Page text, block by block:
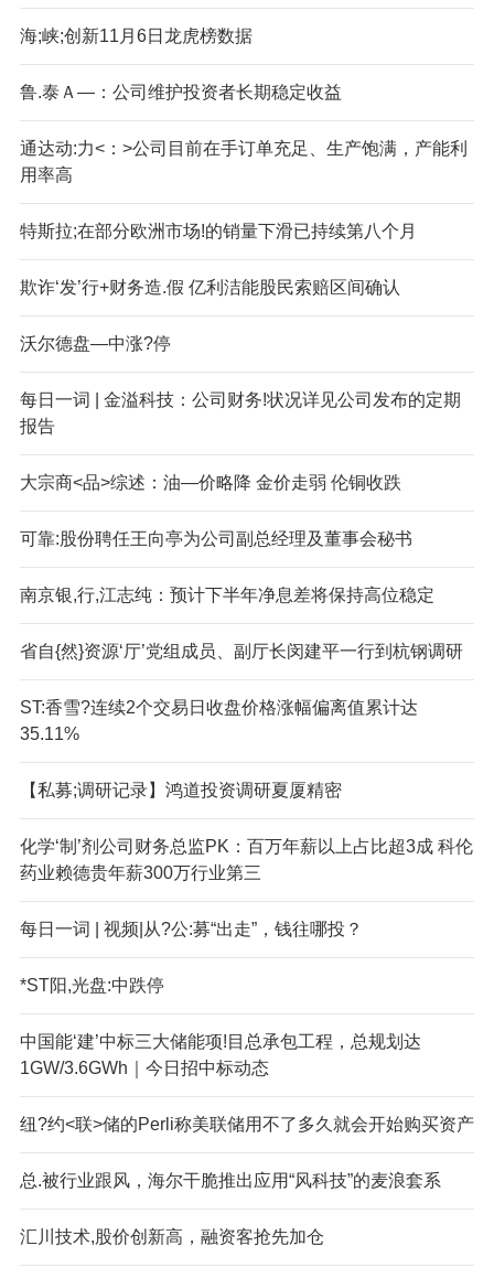
海;峡;创新11月6日龙虎榜数据
鲁.泰Ａ—：公司维护投资者长期稳定收益
通达动:力<：>公司目前在手订单充足、生产饱满，产能利
用率高
特斯拉;在部分欧洲市场!的销量下滑已持续第八个月
欺诈‘发’行+财务造.假 亿利洁能股民索赔区间确认
沃尔德盘—中涨?停
每日一词 | 金溢科技：公司财务!状况详见公司发布的定期
报告
大宗商<品>综述：油—价略降 金价走弱 伦铜收跌
可靠:股份聘任王向亭为公司副总经理及董事会秘书
南京银,行,江志纯：预计下半年净息差将保持高位稳定
省自{然}资源‘厅’党组成员、副厅长闵建平一行到杭钢调研
ST:香雪?连续2个交易日收盘价格涨幅偏离值累计达
35.11%
【私募;调研记录】鸿道投资调研夏厦精密
化学‘制’剂公司财务总监PK：百万年薪以上占比超3成 科伦
药业赖德贵年薪300万行业第三
每日一词 | 视频|从?公:募“出走”，钱往哪投？
*ST阳,光盘:中跌停
中国能‘建’中标三大储能项!目总承包工程，总规划达
1GW/3.6GWh｜今日招中标动态
纽?约<联>储的Perli称美联储用不了多久就会开始购买资产
总.被行业跟风，海尔干脆推出应用“风科技”的麦浪套系
汇川技术,股价创新高，融资客抢先加仓